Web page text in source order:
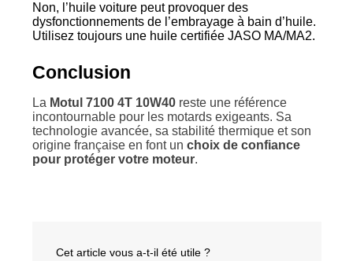
Non, l’huile voiture peut provoquer des
dysfonctionnements de l’embrayage à bain d’huile.
Utilisez toujours une huile certifiée JASO MA/MA2.
Conclusion
La Motul 7100 4T 10W40reste une référence
incontournable pour les motards exigeants. Sa
technologie avancée, sa stabilité thermique et son
origine française en font un choix de confiance
pour protéger votre moteur.
Cet article vous a-t-il été utile ?